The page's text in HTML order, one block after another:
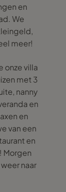
en
We
meer!
onze villa
met 3
nanny
en
en
van een
en
Morgen
naar